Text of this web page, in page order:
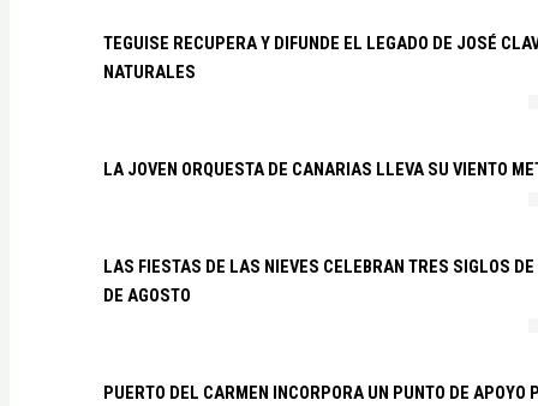
TEGUISE RECUPERA Y DIFUNDE EL LEGADO DE JOSÉ
NATURALES
LA JOVEN ORQUESTA DE CANARIAS LLEVA SU VIENTO
LAS FIESTAS DE LAS NIEVES CELEBRAN TRES SIGLOS
DE AGOSTO
PUERTO DEL CARMEN INCORPORA UN PUNTO DE